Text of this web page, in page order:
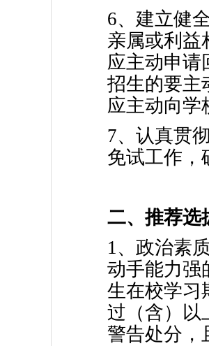
6、建立健
亲属或利益
应主动申请
招生的要主
应主动向学
7、认真贯
免试工作，
二、推荐选
1、政治素
动手能力强
生在校学习
过（含）以
警告处分，